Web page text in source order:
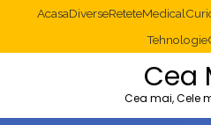
AcasaDiverseReteteMedical
Tehnologie
Cea
Cea mai, Cele